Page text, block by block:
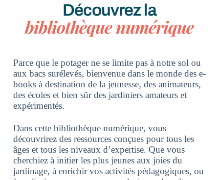
Découvrez la
bibliothèque numérique
Parce que le potager ne se limite pas à notre sol ou
aux bacs surélevés, bienvenue dans le monde des e-
books à destination de la jeunesse, des animateurs,
des écoles et bien sûr des jardiniers amateurs et
expérimentés.
Dans cette bibliothèque numérique, vous
découvrirez des ressources conçues pour tous les
âges et tous les niveaux d’expertise. Que vous
cherchiez à initier les plus jeunes aux joies du
jardinage, à enrichir vos activités pédagogiques, ou